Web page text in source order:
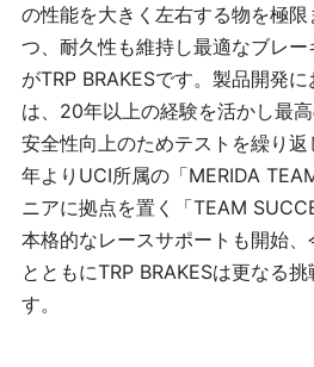
の性能を大きく左右する物を極
つ、耐久性も維持し最適なブレ
がTRP BRAKESです。製品開発
は、 20年以上の経験を活かし最
安全性向上のためテストを繰り返
年より UCI所属の「MERIDA
ニアに拠点を置く「TEAM
本格的なレースサポートも開始
とともにTRP BRAKESは更なる挑
す。